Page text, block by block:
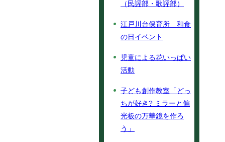
（民謡部・歌謡部）
江戸川台保育所 和食
の日イベント
児童による花いっぱい
活動
子ども創作教室「どっ
ちが好き? ミラーと偏
光板の万華鏡を作ろ
う」